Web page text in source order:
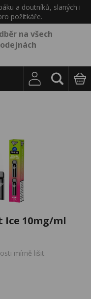
a doutníků, slaných i
požitkáře.
na všech
Ice 10mg/ml
mírně lišit.